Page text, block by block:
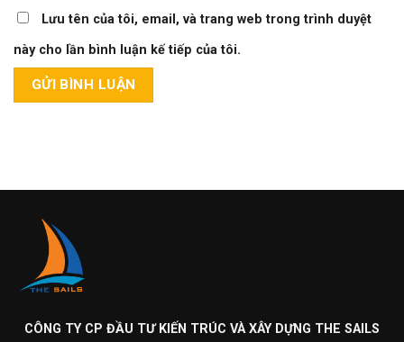
Lưu tên của tôi, email, và trang web trong trình duyệt
này cho lần bình luận kế tiếp của tôi.
CÔNG TY CP ĐẦU TƯ KIẾN TRÚC VÀ XÂY DỰNG THE SAILS